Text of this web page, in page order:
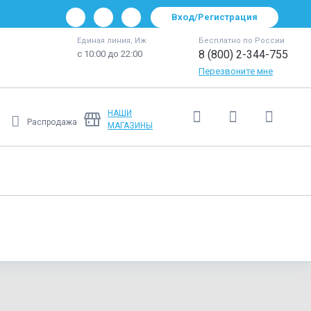
Вход/Регистрация
Единая линия, Иж
с 10:00 до 22:00
Бесплатно по России
8 (800) 2-344-755
Перезвоните мне
Распродажа
НАШИ
МАГАЗИНЫ